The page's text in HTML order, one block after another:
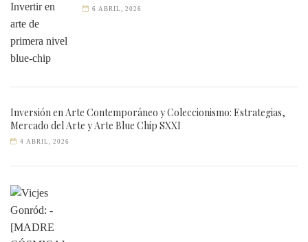
6 ABRIL, 2026
Inversión en Arte Contemporáneo y Coleccionismo: Estrategias,
Mercado del Arte y Arte Blue Chip SXXI
4 ABRIL, 2026